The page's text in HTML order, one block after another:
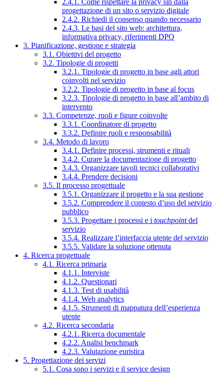
2.4.1. Come rispettare la privacy sin dalla
progettazione di un sito o servizio digitale
2.4.2. Richiedi il consenso quando necessario
2.4.3. Le basi del sito web: architettura,
informativa privacy, riferimenti DPO
3. Pianificazione, gestione e strategia
3.1. Obiettivi del progetto
3.2. Tipologie di progetti
3.2.1. Tipologie di progetto in base agli attori
coinvolti nel servizio
3.2.2. Tipologie di progetto in base al focus
3.2.3. Tipologie di progetto in base all’ambito di
intervento
3.3. Competenze, ruoli e figure coinvolte
3.3.1. Coordinatore di progetto
3.3.2. Definire ruoli e responsabilità
3.4. Metodo di lavoro
3.4.1. Definire processi, strumenti e rituali
3.4.2. Curare la documentazione di progetto
3.4.3. Organizzare tavoli tecnici collaborativi
3.4.4. Prendere decisioni
3.5. Il processo progettuale
3.5.1. Organizzare il progetto e la sua gestione
3.5.2. Comprendere il contesto d’uso del servizio
pubblico
3.5.3. Progettare i processi e i touchpointdel
servizio
3.5.4. Realizzare l’interfaccia utente del servizio
3.5.5. Validare la soluzione ottenuta
4. Ricerca progettuale
4.1. Ricerca primaria
4.1.1. Interviste
4.1.2. Questionari
4.1.3. Test di usabilità
4.1.4. Web analytics
4.1.5. Strumenti di mappatura dell’esperienza
utente
4.2. Ricerca secondaria
4.2.1. Ricerca documentale
4.2.2. Analisi benchmark
4.2.3. Valutazione euristica
5. Progettazione dei servizi
5.1. Cosa sono i servizi e il service design